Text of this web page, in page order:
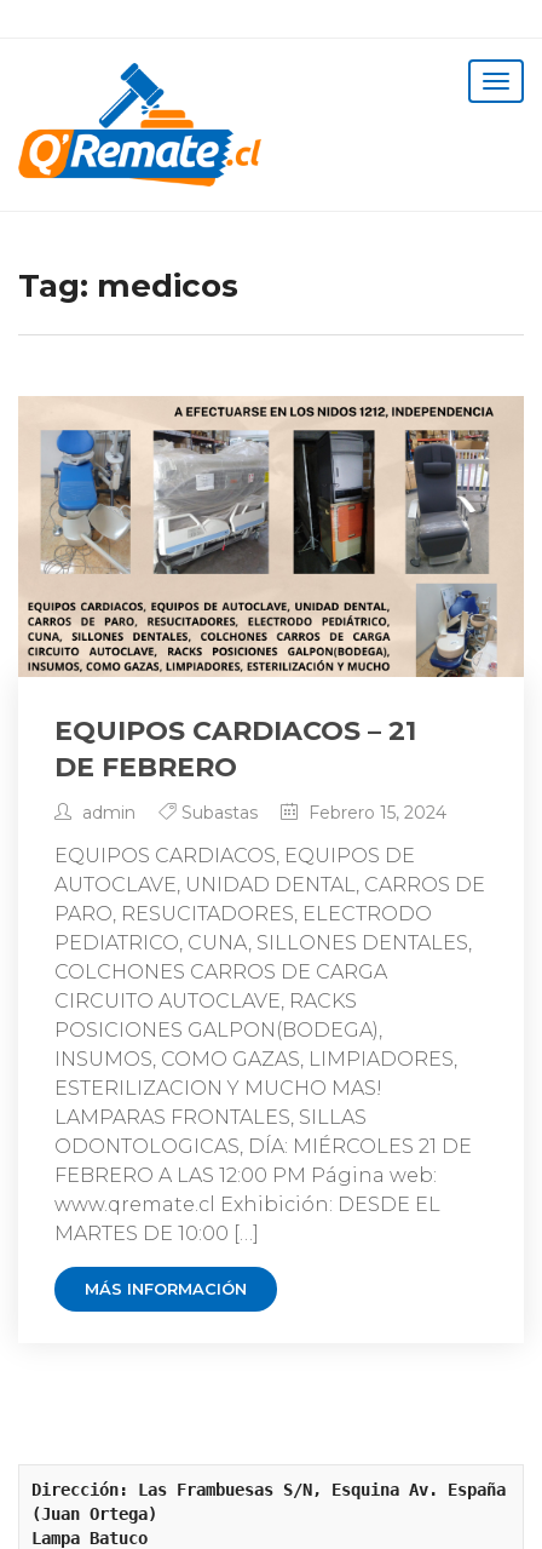
Tag: medicos
EQUIPOS CARDIACOS – 21
DE FEBRERO
admin Subastas Febrero 15, 2024
EQUIPOS CARDIACOS, EQUIPOS DE
AUTOCLAVE, UNIDAD DENTAL, CARROS DE
PARO, RESUCITADORES, ELECTRODO
PEDIATRICO, CUNA, SILLONES DENTALES,
COLCHONES CARROS DE CARGA
CIRCUITO AUTOCLAVE, RACKS
POSICIONES GALPON(BODEGA),
INSUMOS, COMO GAZAS, LIMPIADORES,
ESTERILIZACION Y MUCHO MAS!
LAMPARAS FRONTALES, SILLAS
ODONTOLOGICAS, DÍA: MIÉRCOLES 21 DE
FEBRERO A LAS 12:00 PM Página web:
www.qremate.cl Exhibición: DESDE EL
MARTES DE 10:00 […]
MÁS INFORMACIÓN
Dirección: Las Frambuesas S/N, Esquina Av. España
(Juan Ortega)
Lampa Batuco